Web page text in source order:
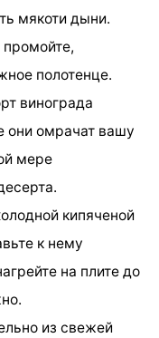
мякоти дыни.
промойте,
полотенце.
винограда
они омрачат вашу
мере
кипяченой
к нему
на плите до
из свежей